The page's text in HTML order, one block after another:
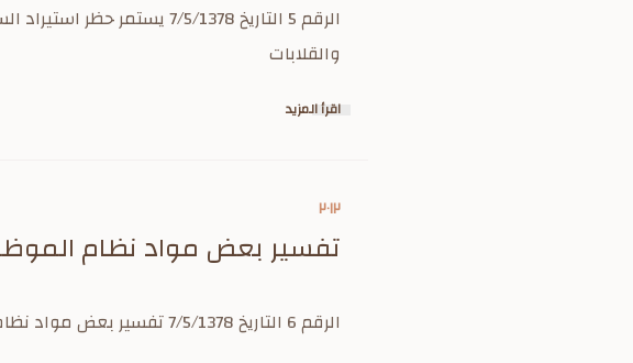
الرقم 5 التاريخ 7/5/1378
والقلابات
اقرأ المزيد
٢٠١٢
تفسير بعض مواد نظام
الرقم 6 التاريخ 7/5/1378 تفسير بعض مواد نظام الموظفين الخاصة في الترقية والتعيين والعلاوات